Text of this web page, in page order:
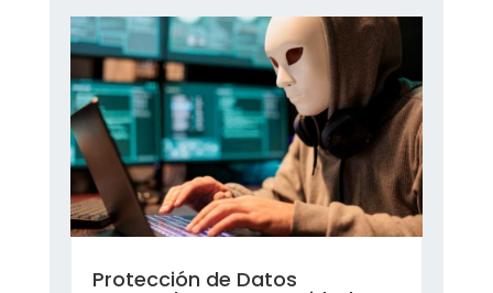
Protección de Datos